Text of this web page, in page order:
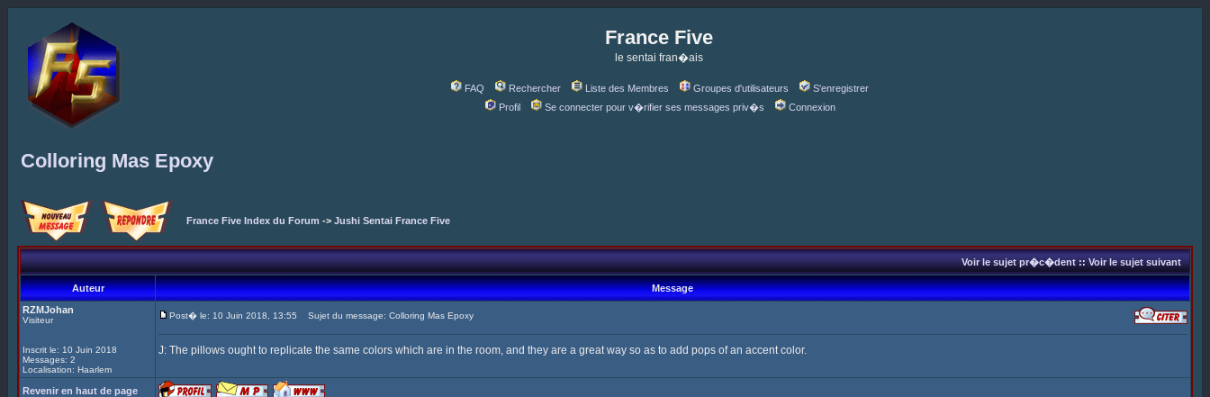
France Five
le sentai fran�ais
FAQ Rechercher Liste des Membres Groupes d'utilisateurs
S'enregistrer
Profil
Se connecter pour v�rifier ses messages priv�s Connexion
Colloring Mas Epoxy
France Five Index du Forum -> Jushi Sentai France Five
Voir le sujet pr�c�dent::Voir le sujet suivant
Auteur
Message
RZMJohan
Visiteur
Inscrit le: 10 Juin 2018
Messages: 2
Localisation: Haarlem
Post� le: 10 Juin 2018, 13:55 Sujet du message: Colloring Mas Epoxy
J: The pillows ought to replicate the same colors which are in the room, and they are a great way so as to add pops of an accent color.
Revenir en haut de page